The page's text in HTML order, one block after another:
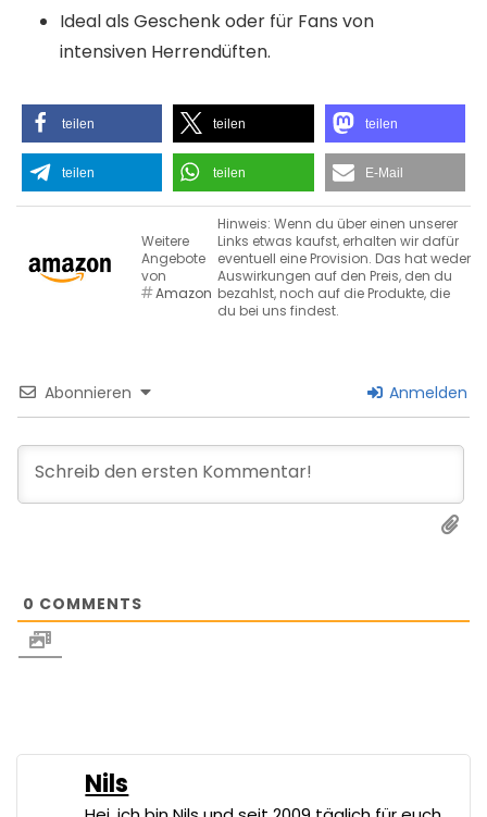
Ideal als Geschenk oder für Fans von
intensiven Herrendüften.
teilen teilen teilen
teilen teilen E-Mail
Weitere
Angebote
von
Amazon
Hinweis: Wenn du über einen unserer
Links etwas kaufst, erhalten wir dafür
eventuell eine Provision. Das hat weder
Auswirkungen auf den Preis, den du
bezahlst, noch auf die Produkte, die
du bei uns findest.
Abonnieren Anmelden
0 COMMENTS
Nils